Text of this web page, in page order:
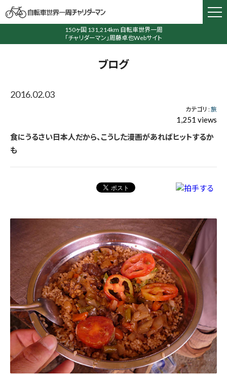
150ヶ国 131,214km 自転車世界一周
「チャリダーマン」周藤卓也Webサイト
ブログ
2016.02.03
カテゴリ :旅
1,251 views
食にうるさい日本人だから、こうした漫画があればヒットするか
も